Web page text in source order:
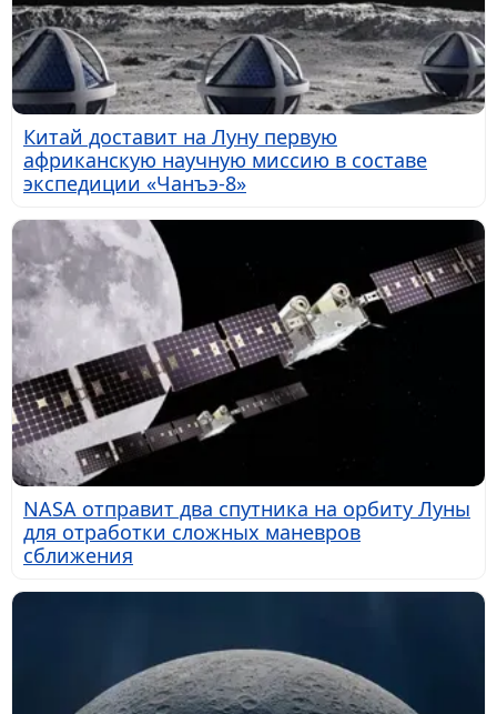
Китай доставит на Луну первую
африканскую научную миссию в составе
экспедиции «Чанъэ-8»
NASA отправит два спутника на орбиту Луны
для отработки сложных маневров
сближения